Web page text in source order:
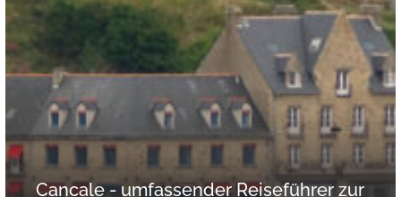
Cancale - umfassender Reiseführer zur